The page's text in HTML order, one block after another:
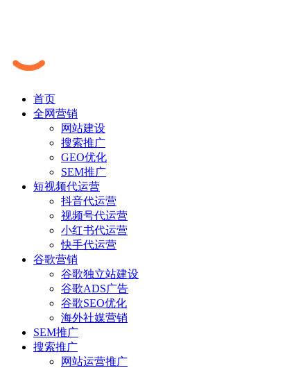
首页
全网营销
网站建设
搜索推广
GEO优化
SEM推广
短视频代运营
抖音代运营
视频号代运营
小红书代运营
快手代运营
谷歌营销
谷歌独立站建设
谷歌ADS广告
谷歌SEO优化
海外社媒营销
SEM推广
搜索推广
网站运营推广